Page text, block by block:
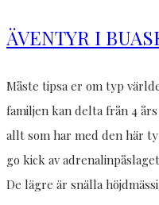
ÄVENTYR I
Måste tipsa er om typ
familjen kan delta från 4
allt som har med den här
go kick av
De lägre är snälla